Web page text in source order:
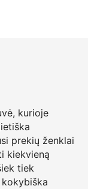
kurioje
prekių ženklai
kiekvieną
tiek